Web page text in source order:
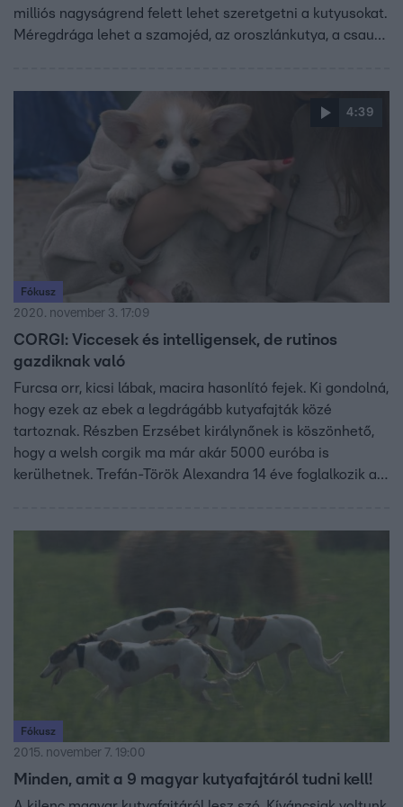
milliós nagyságrend felett lehet szeretgetni a kutyusokat.
Méregdrága lehet a szamojéd, az oroszlánkutya, a csau-
4:39
Fókusz
2020. november 3. 17:09
CORGI: Viccesek és intelligensek, de rutinos
gazdiknak való
Furcsa orr, kicsi lábak, macira hasonlító fejek. Ki gondolná,
hogy ezek az ebek a legdrágább kutyafajták közé
tartoznak. Részben Erzsébet királynőnek is köszönhető,
hogy a welsh corgik ma már akár 5000 euróba is
kerülhetnek. Trefán-Török Alexandra 14 éve foglalkozik a
Fókusz
2015. november 7. 19:00
Minden, amit a 9 magyar kutyafajtáról tudni kell!